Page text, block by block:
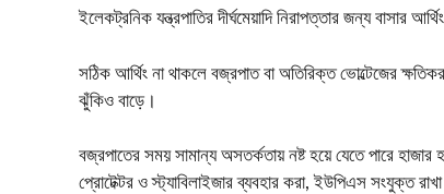
ইলেকট্রনিক যন্ত্রপাতির দীর্ঘমেয়াদি নিরাপত্তার জন্য বাসার
সঠিক আর্থিং না থাকলে বজ্রপাত বা অতিরিক্ত ভোল্টেজের
ঝুঁকিও বাড়ে।
বজ্রপাতের সময় সামান্য অসতর্কতায় নষ্ট হয়ে যেতে পারে
প্রোটেক্টর ও স্ট্যাবিলাইজার ব্যবহার করা, ইউপিএস সংযুক্ত